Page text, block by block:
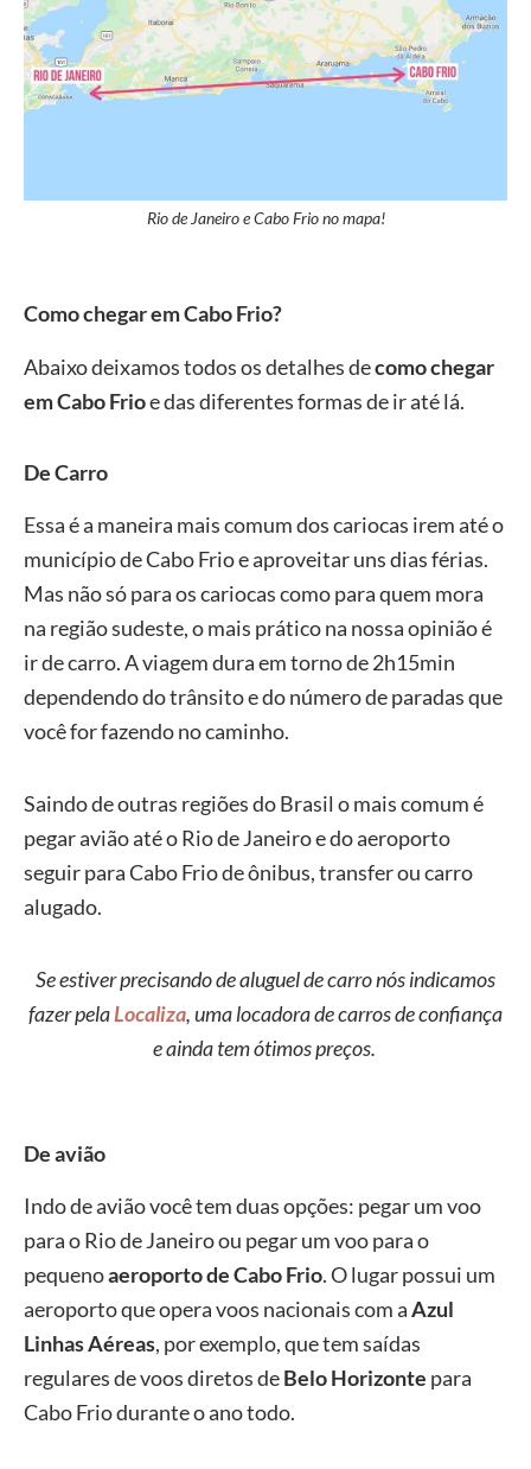
Rio de Janeiro e Cabo Frio no mapa!
Como chegar em Cabo Frio?
Abaixo deixamos todos os detalhes decomo chegar
em Cabo Frioe das diferentes formas de ir até lá.
De Carro
Essa é a maneira mais comum dos cariocas irem até o
município de Cabo Frio e aproveitar uns dias férias.
Mas não só para os cariocas como para quem mora
na região sudeste, o mais prático na nossa opinião é
ir de carro. A viagem dura em torno de 2h15min
dependendo do trânsito e do número de paradas que
você for fazendo no caminho.
Saindo de outras regiões do Brasil o mais comum é
pegar avião até o Rio de Janeiro e do aeroporto
seguir para Cabo Frio de ônibus, transfer ou carro
alugado.
Se estiver precisando de aluguel de carro nós indicamos
fazer pelaLocaliza, uma locadora de carros de confiança
e ainda tem ótimos preços.
De avião
Indo de avião você tem duas opções: pegar um voo
para o Rio de Janeiro ou pegar um voo para o
pequenoaeroporto de Cabo Frio. O lugar possui um
aeroporto que opera voos nacionais com aAzul
Linhas Aéreas, por exemplo, que tem saídas
regulares de voos diretos deBelo Horizonte para
Cabo Frio durante o ano todo.